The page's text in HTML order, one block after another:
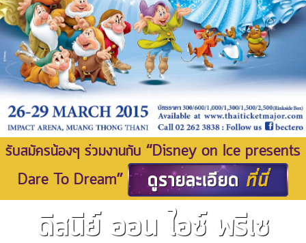
รับสมัครน้องๆ ร่วมงานกับ “Disney on Ice presents
Dare To Dream”
ดิสนีย์ ออน ไอซ์ พรีเซ